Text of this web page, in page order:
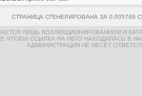
СТРАНИЦА СГЕНЕРИРОВАНА ЗА 0.005789
ЛИШЬ КОЛЛЕКЦИОНИРОВАНИЕМ И
ЧТОБЫ ССЫЛКА НА НЕГО НАХОДИЛАСЬ В
АДМИНИСТРАЦИЯ НЕ НЕСЁТ